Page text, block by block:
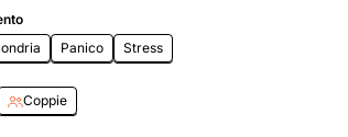
Panico
Stress
Coppie